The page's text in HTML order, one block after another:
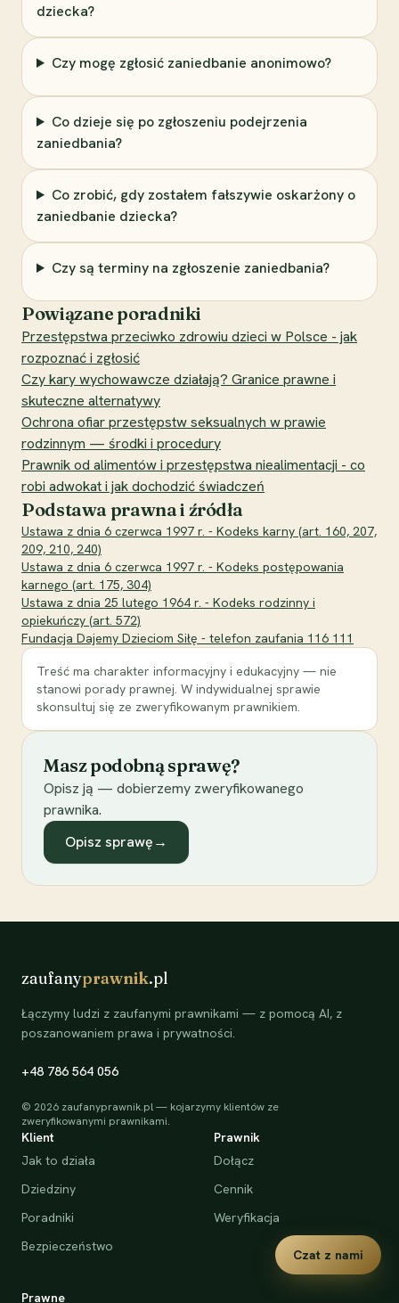
dziecka?
Czy mogę zgłosić zaniedbanie anonimowo?
Co dzieje się po zgłoszeniu podejrzenia
zaniedbania?
Co zrobić, gdy zostałem fałszywie oskarżony o
zaniedbanie dziecka?
Czy są terminy na zgłoszenie zaniedbania?
Powiązane poradniki
Przestępstwa przeciwko zdrowiu dzieci w Polsce - jak
rozpoznać i zgłosić
Czy kary wychowawcze działają? Granice prawne i
skuteczne alternatywy
Ochrona ofiar przestępstw seksualnych w prawie
rodzinnym — środki i procedury
Prawnik od alimentów i przestępstwa niealimentacji - co
robi adwokat i jak dochodzić świadczeń
Podstawa prawna i źródła
Ustawa z dnia 6 czerwca 1997 r. - Kodeks karny (art. 160, 207,
209, 210, 240)
Ustawa z dnia 6 czerwca 1997 r. - Kodeks postępowania
karnego (art. 175, 304)
Ustawa z dnia 25 lutego 1964 r. - Kodeks rodzinny i
opiekuńczy (art. 572)
Fundacja Dajemy Dzieciom Siłę - telefon zaufania 116 111
Treść ma charakter informacyjny i edukacyjny — nie
stanowi porady prawnej. W indywidualnej sprawie
skonsultuj się ze zweryfikowanym prawnikiem.
Masz podobną sprawę?
Opisz ją — dobierzemy zweryfikowanego
prawnika.
Opisz sprawę→
zaufanyprawnik.pl
Łączymy ludzi z zaufanymi prawnikami — z pomocą AI, z
poszanowaniem prawa i prywatności.
+48 786 564 056
© 2026 zaufanyprawnik.pl — kojarzymy klientów ze
zweryfikowanymi prawnikami.
Klient
Jak to działa
Dziedziny
Poradniki
Bezpieczeństwo
Prawnik
Dołącz
Cennik
Weryfikacja
Prawne
Czat z nami